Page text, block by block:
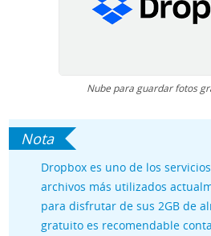
Nube para guardar fotos
Dropbox es uno de los
archivos más utilizados
para disfrutar de sus 2GB de
gratuito es recomendable